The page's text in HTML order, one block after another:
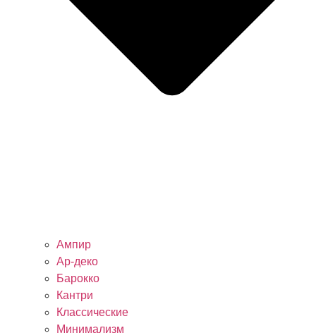
Ампир
Ар-деко
Барокко
Кантри
Классические
Минимализм